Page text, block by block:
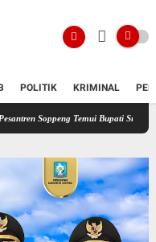
POLITIK KRIMINAL
Temui Bupati Suwardi Haseng